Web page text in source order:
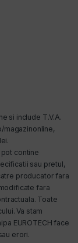
si include T.V.A.
magazinonline,
contine
sau pretul,
producator fara
fara
Toate
Va stam
EUROTECH face
erori.